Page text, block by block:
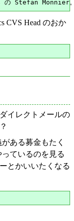
CVS Head のおか
イレクトメールの
ある募金もたく
ているのを見る
とかいいたくなる